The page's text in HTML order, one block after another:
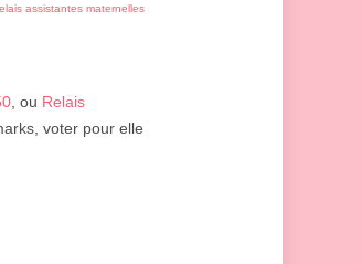
assistantes maternelles
, ou Relais
voter pour elle